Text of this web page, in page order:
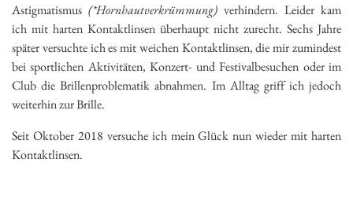
Astigmatismus (*Hornhautverkrümmung) verhindern. Leider kam
ich mit harten Kontaktlinsen überhaupt nicht zurecht. Sechs Jahre
später versuchte ich es mit weichen Kontaktlinsen, die mir zumindest
bei sportlichen Aktivitäten, Konzert- und Festivalbesuchen oder im
Club die Brillenproblematik abnahmen. Im Alltag griff ich jedoch
weiterhin zur Brille.
Seit Oktober 2018 versuche ich mein Glück nun wieder mit harten
Kontaktlinsen.